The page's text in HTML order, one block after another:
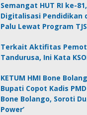
Semangat HUT RI ke-
Digitalisasi Pendidikan
Palu Lewat Program
Terkait Aktifitas
Tandurusa, Ini Kata
KETUM HMI Bone
Bupati Copot Kadis
Bone Bolango, Soroti
Power’